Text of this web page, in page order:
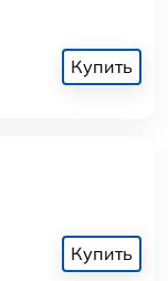
Купить
Купить